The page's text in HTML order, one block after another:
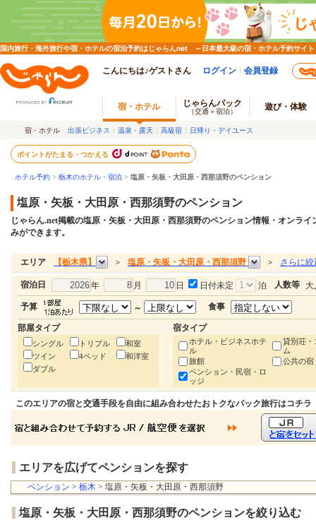
国内旅行・海外旅行や宿・ホテルの宿泊予約はじゃらんnet ～日本最大級の宿・ホテル予約サイト
こんにちは♪ゲストさん ログイン 会員登録
宿・ホテル じゃらんパック
（交通＋宿泊） 遊び・体験
宿・ホテル 出張ビジネス 温泉・露天 高級宿 日帰り・デイユース
ポイントがたまる・つかえる
ホテル予約 > 栃木のホテル・宿泊 > 塩原・矢板・大田原・西那須野のペンション
塩原・矢板・大田原・西那須野のペンション
じゃらん.net掲載の塩原・矢板・大田原・西那須野のペンション情報・オンラ
みができます。
エリア 【栃木県】 ＞ 塩原・矢板・大田原・西那須野 ＞ さらに絞
宿泊日 年 月 日 日付未定 泊 人数等
予算 ～ 食事
部屋タイプ 宿タイプ
シングル トリプル
和室
ツイン
4ベッド
和洋室
ダブル
ホテル・ビジネスホテ
ル
貸別荘・
ム
旅館
公共の宿
ペンション・民宿・ロ
ッジ
このエリアの宿と交通手段を自由に組み合わせたおトクなパック旅行はコチラ
エリアを広げてペンションを探す
ペンション > 栃木 > 塩原・矢板・大田原・西那須野
塩原・矢板・大田原・西那須野のペンションを絞り込む